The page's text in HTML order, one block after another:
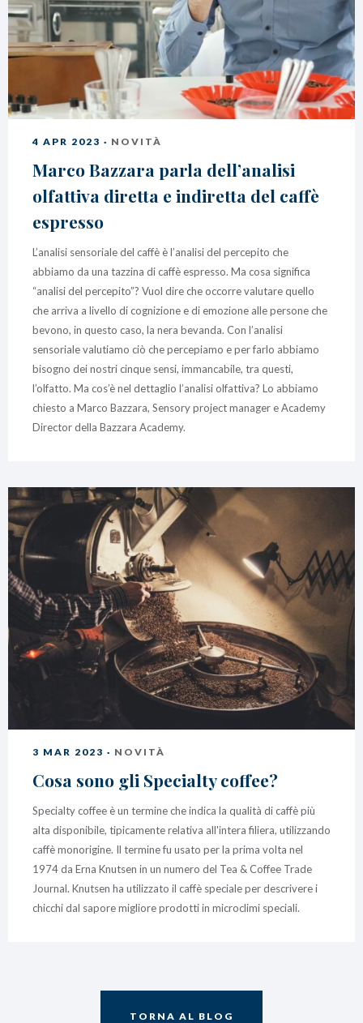
4 APR 2023 · NOVITÀ
Marco Bazzara parla dell’analisi
olfattiva diretta e indiretta del caffè
espresso
L’analisi sensoriale del caffè è l’analisi del percepito che
abbiamo da una tazzina di caffè espresso. Ma cosa significa
“analisi del percepito”? Vuol dire che occorre valutare quello
che arriva a livello di cognizione e di emozione alle persone che
bevono, in questo caso, la nera bevanda. Con l’analisi
sensoriale valutiamo ciò che percepiamo e per farlo abbiamo
bisogno dei nostri cinque sensi, immancabile, tra questi,
l’olfatto. Ma cos’è nel dettaglio l’analisi olfattiva? Lo abbiamo
chiesto a Marco Bazzara, Sensory project manager e Academy
Director della Bazzara Academy.
3 MAR 2023 · NOVITÀ
Cosa sono gli Specialty coffee?
Specialty coffee è un termine che indica la qualità di caffè più
alta disponibile, tipicamente relativa all'intera filiera, utilizzando
caffè monorigine. Il termine fu usato per la prima volta nel
1974 da Erna Knutsen in un numero del Tea & Coffee Trade
Journal. Knutsen ha utilizzato il caffè speciale per descrivere i
chicchi dal sapore migliore prodotti in microclimi speciali.
TORNA AL BLOG